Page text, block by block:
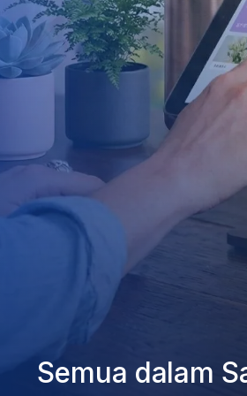
Semua dalam